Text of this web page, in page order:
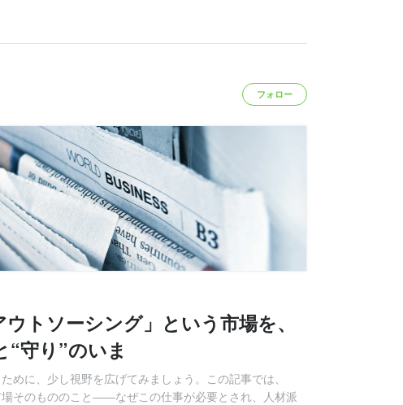
フォロー
トソーシング」という市場を、
守り”のいま
めに、少し視野を広げてみましょう。この記事では、
場そのもののこと――なぜこの仕事が必要とされ、人材派